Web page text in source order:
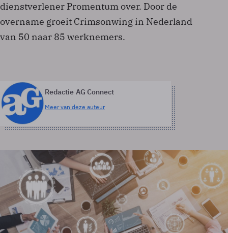
dienstverlener Promentum over. Door de
overname groeit Crimsonwing in Nederland
van 50 naar 85 werknemers.
Redactie AG Connect
Meer van deze auteur